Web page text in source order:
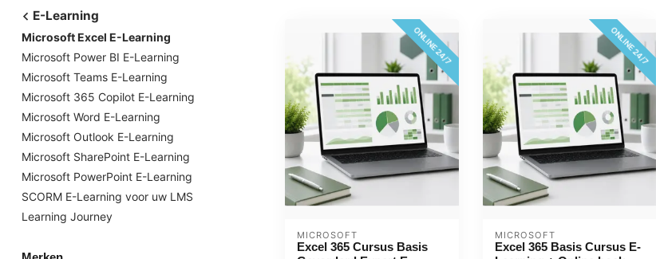
E-Learning
Microsoft Excel E-Learning
Microsoft Power BI E-Learning
Microsoft Teams E-Learning
Microsoft 365 Copilot E-Learning
Microsoft Word E-Learning
Microsoft Outlook E-Learning
Microsoft SharePoint E-Learning
Microsoft PowerPoint E-Learning
SCORM E-Learning voor uw LMS
Learning Journey
ONLINE 24/7
MICROSOFT
Excel 365 Cursus Basis
ONLINE 24/7
MICROSOFT
Excel 365 Basis Cursus E-